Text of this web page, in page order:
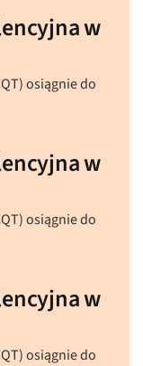
w
osiągnie do
w
osiągnie do
w
osiągnie do